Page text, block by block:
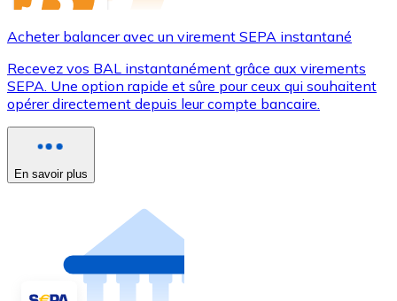
Acheter balancer avec un virement SEPA instantané
Recevez vos BAL instantanément grâce aux virements
SEPA. Une option rapide et sûre pour ceux qui souhaitent
opérer directement depuis leur compte bancaire.
En savoir plus